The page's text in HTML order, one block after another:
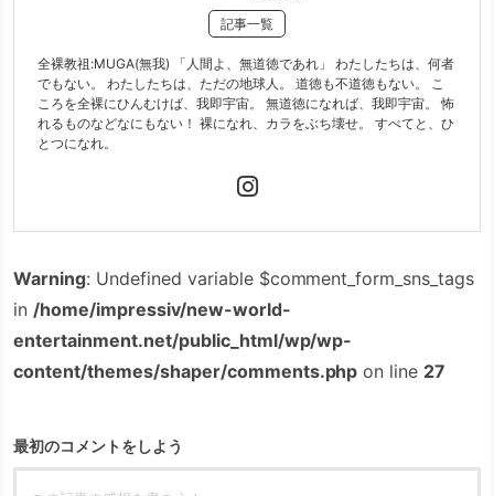
記事一覧
全裸教祖:MUGA(無我) 「人間よ、無道徳であれ」 わたしたちは、何者
でもない。 わたしたちは、ただの地球人。 道徳も不道徳もない。 こ
ころを全裸にひんむけば、我即宇宙。 無道徳になれば、我即宇宙。 怖
れるものなどなにもない！ 裸になれ、カラをぶち壊せ。 すべてと、ひ
とつになれ。
Warning: Undefined variable $comment_form_sns_tags
in /home/impressiv/new-world-
entertainment.net/public_html/wp/wp-
content/themes/shaper/comments.php on line 27
最初のコメントをしよう